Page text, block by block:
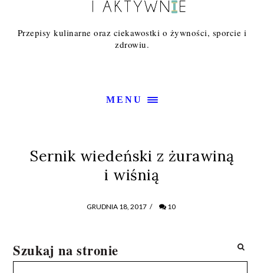
Przepisy kulinarne oraz ciekawostki o żywności, sporcie i
zdrowiu.
MENU
Sernik wiedeński z żurawiną
i wiśnią
GRUDNIA 18, 2017 / 10
Szukaj na stronie